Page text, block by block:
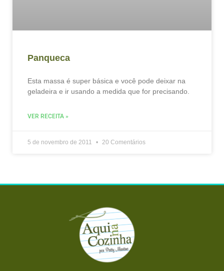
Panqueca
Esta massa é super básica e você pode deixar na
geladeira e ir usando a medida que for precisando.
VER RECEITA »
5 de novembro de 2011 20 Comentários